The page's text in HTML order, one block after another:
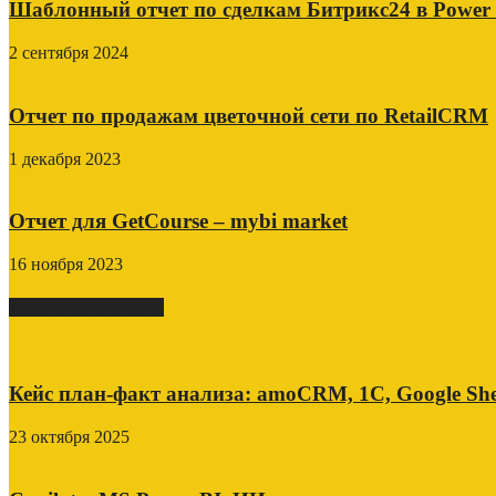
Шаблонный отчет по сделкам Битрикс24 в
2 сентября 2024
Отчет по продажам цветочной сети по RetailCRM
1 декабря 2023
Отчет для GetCourse – mybi market
16 ноября 2023
Кейс план-факт анализа: amoCRM, 1C, Google
23 октября 2025